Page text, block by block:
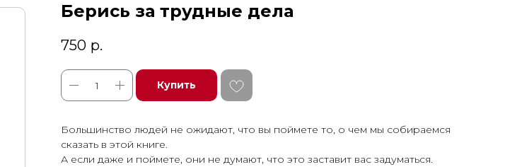
Берись за трудные дела
750 р.
Купить
Большинство людей не ожидают, что вы поймете то, о чем мы собираемся
сказать в этой книге.
А если даже и поймете, они не думают, что это заставит вас задуматься.